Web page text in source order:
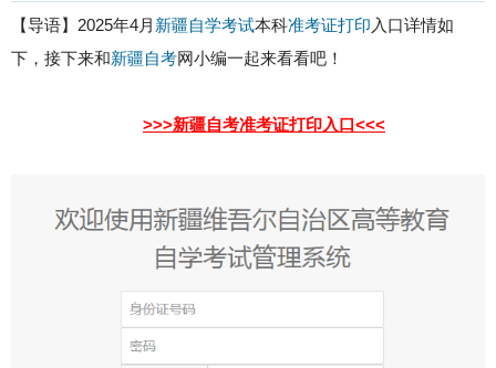
【导语】2025年4月 新疆自学考试本科准考证打印 入口详情如
下，接下来和新疆自考网小编一起来看看吧！
>>>新疆自考准考证打印入口<<<